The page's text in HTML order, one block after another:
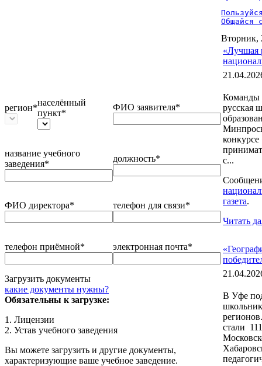
регион*
населённый
пункт*
ФИО заявителя*
название учебного
заведения*
должность*
ФИО директора* телефон для связи*
телефон приёмной* электронная почта*
Загрузить документы
какие документы нужны?
Обязательны к загрузке:
1. Лицензии
2. Устав учебного заведения
Вы можете загрузить и другие документы,
характеризующие ваше учебное заведение.
Общайся
Вторник,
«Лучшая
Команды
русская
с...
газета.
Читать
В Уфе
стали